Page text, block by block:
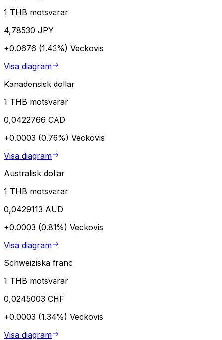
1 THB motsvarar
4,78530 JPY
+0.0676 (1.43%) Veckovis
Visa diagram
Kanadensisk dollar
1 THB motsvarar
0,0422766 CAD
+0.0003 (0.76%) Veckovis
Visa diagram
Australisk dollar
1 THB motsvarar
0,0429113 AUD
+0.0003 (0.81%) Veckovis
Visa diagram
Schweiziska franc
1 THB motsvarar
0,0245003 CHF
+0.0003 (1.34%) Veckovis
Visa diagram